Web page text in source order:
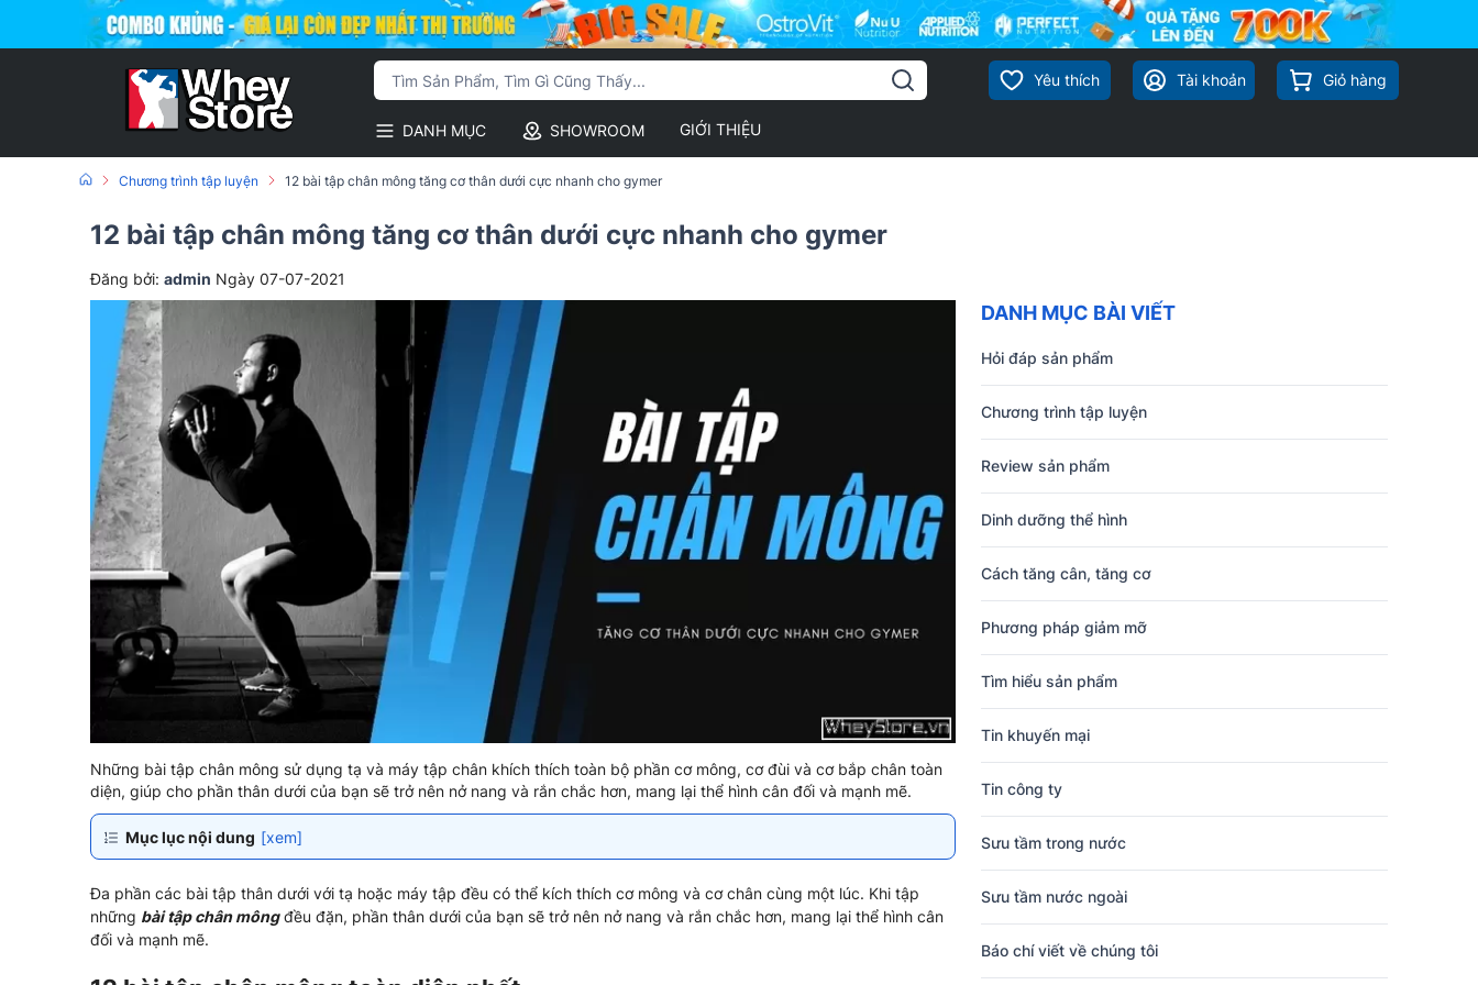
Yêu thích Tài khoản Giỏ hàng
DANH MỤC SHOWROOM GIỚI THIỆU
Chương trình tập luyện 12 bài tập chân mông tăng cơ thân dưới cực nhanh cho gymer
12 bài tập chân mông tăng cơ thân dưới cực nhanh cho gymer
Đăng bởi: admin Ngày 07-07-2021
Những bài tập chân mông sử dụng tạ và máy tập chân khích thích toàn bộ phần cơ mông, cơ đùi và cơ bắp chân toàn
diện, giúp cho phần thân dưới của bạn sẽ trở nên nở nang và rắn chắc hơn, mang lại thể hình cân đối và mạnh mẽ.
Mục lục nội dung [xem]
Đa phần các bài tập thân dưới với tạ hoặc máy tập đều có thể kích thích cơ mông và cơ chân cùng một lúc. Khi tập
những bài tập chân môngđều đặn, phần thân dưới của bạn sẽ trở nên nở nang và rắn chắc hơn, mang lại thể hình cân
đối và mạnh mẽ.
DANH MỤC BÀI VIẾT
Hỏi đáp sản phẩm
Chương trình tập luyện
Review sản phẩm
Dinh dưỡng thể hình
Cách tăng cân, tăng cơ
Phương pháp giảm mỡ
Tìm hiểu sản phẩm
Tin khuyến mại
Tin công ty
Sưu tầm trong nước
Sưu tầm nước ngoài
Báo chí viết về chúng tôi